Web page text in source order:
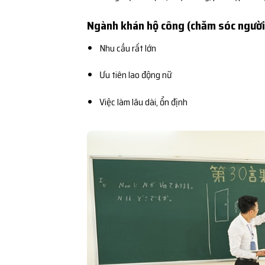
Ngành khán hộ công (chăm sóc
Nhu cầu rất lớn
Ưu tiên lao động nữ
Việc làm lâu dài, ổn định